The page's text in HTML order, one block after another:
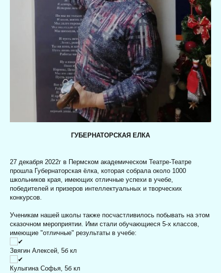
ГУБЕРНАТОРСКАЯ ЕЛКА
27 декабря 2022г в Пермском академическом Театре-Театре
прошла Губернаторская ёлка, которая собрала около 1000
школьников края, имеющих отличные успехи в учебе,
победителей и призеров интеллектуальных и творческих
конкурсов.
Ученикам нашей школы также посчастливилось побывать на этом
сказочном мероприятии. Ими стали обучающиеся 5-х классов,
имеющие "отличные" результаты в учебе:
Звягин Алексей, 5б кл
Кулыгина Софья, 5б кл